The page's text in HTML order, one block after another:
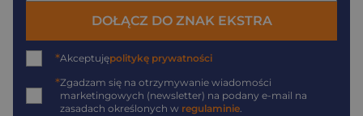
DOŁĄCZ DO ZNAK EKSTRA
*Akceptujępolitykę prywatności
*Zgadzam się na otrzymywanie wiadomości
marketingowych (newsletter) na podany e-mail na
zasadach określonych w regulaminie.